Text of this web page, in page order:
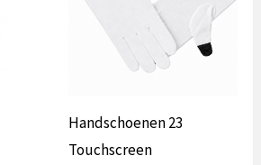
Handschoenen 23
Touchscreen